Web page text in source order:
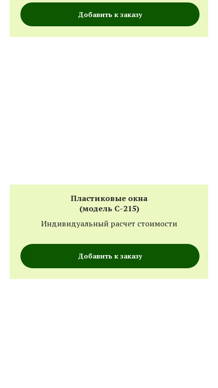
Добавить к заказу
Пластиковые окна
(модель С-215)
Индивидуальный расчет стоимости
Добавить к заказу